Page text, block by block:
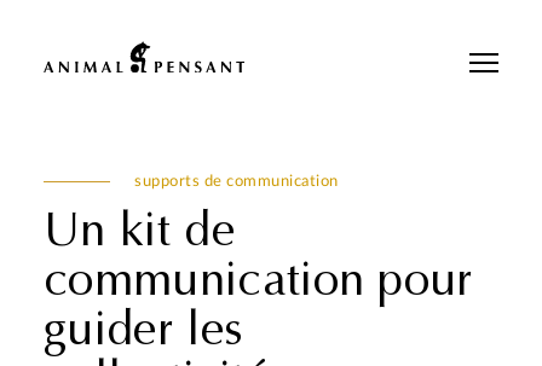
supports de communication
Un kit de
communication pour
guider les